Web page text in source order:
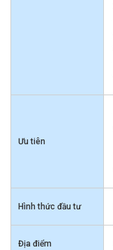
Ưu tiên
Hình thức đầu tư
Địa điểm